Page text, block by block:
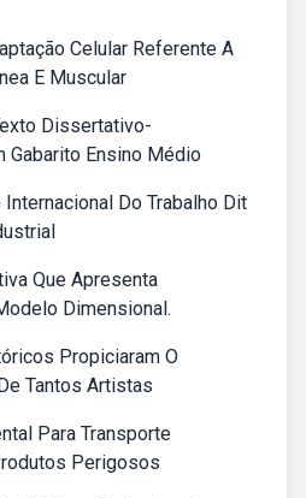
Celular Referente A
E Muscular
Dissertativo-
Gabarito Ensino Médio
Do Trabalho Dit
Que Apresenta
Dimensional.
Propiciaram O
Tantos Artistas
Para Transporte
Perigosos